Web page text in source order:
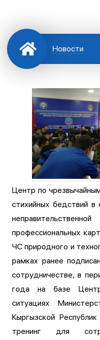
Новости
Центр по
стихийных бедствий в
профессиональных
ЧС природного и
рамках ранее
сотрудничестве, в
года на базе
ситуациях
Кыргызской
тренинг для